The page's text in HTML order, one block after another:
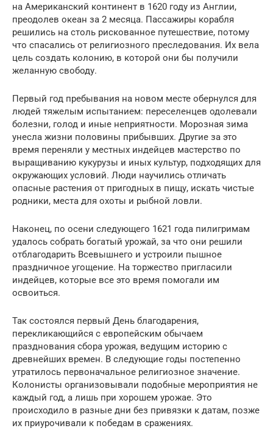
на Американский континент в 1620 году из Англии,
преодолев океан за 2 месяца. Пассажиры корабля
решились на столь рискованное путешествие, потому
что спасались от религиозного преследования. Их вела
цель создать колонию, в которой они бы получили
желанную свободу.
Первый год пребывания на новом месте обернулся для
людей тяжелым испытанием: переселенцев одолевали
болезни, голод и иные неприятности. Морозная зима
унесла жизни половины прибывших. Другие за это
время переняли у местных индейцев мастерство по
выращиванию кукурузы и иных культур, подходящих для
окружающих условий. Люди научились отличать
опасные растения от пригодных в пищу, искать чистые
родники, места для охоты и рыбной ловли.
Наконец, по осени следующего 1621 года пилигримам
удалось собрать богатый урожай, за что они решили
отблагодарить Всевышнего и устроили пышное
праздничное угощение. На торжество пригласили
индейцев, которые все это время помогали им
освоиться.
Так состоялся первый День благодарения,
перекликающийся с европейским обычаем
празднования сбора урожая, ведущим историю с
древнейших времен. В следующие годы постепенно
утратилось первоначальное религиозное значение.
Колонисты организовывали подобные мероприятия не
каждый год, а лишь при хорошем урожае. Это
происходило в разные дни без привязки к датам, позже
их приурочивали к победам в сражениях.